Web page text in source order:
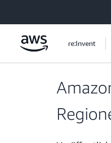
re:Invent